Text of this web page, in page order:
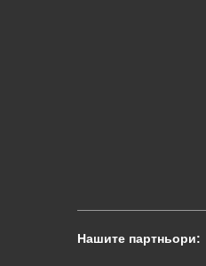
Нашите партньори: